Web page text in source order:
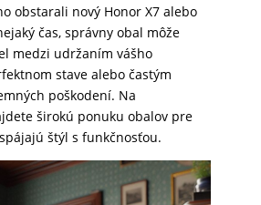
obstarali nový Honor X7 alebo
čas, správny obal môže
medzi udržaním vášho
stave alebo častým
poškodení. Na
širokú ponuku obalov pre
štýl s funkčnosťou.